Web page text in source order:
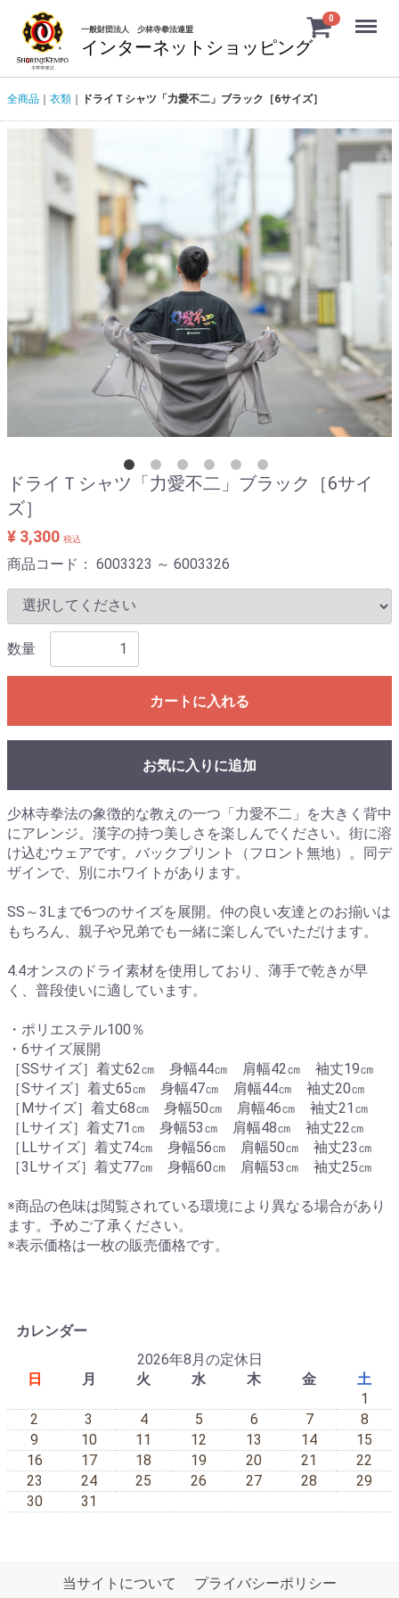
一般財団法人 少林寺拳法連盟
インターネットショッピング
0 Menu
全商品 衣類 ドライＴシャツ「力愛不二」ブラック［6サイズ］
ドライＴシャツ「力愛不二」ブラック［6サイ
ズ］
¥ 3,300 税込
商品コード： 6003323 ～ 6003326
数量
カートに入れる
お気に入りに追加
少林寺拳法の象徴的な教えの一つ「力愛不二」を大きく背中
にアレンジ。漢字の持つ美しさを楽しんでください。街に溶
け込むウェアです。バックプリント（フロント無地）。同デ
ザインで、別にホワイトがあります。
SS～3Lまで6つのサイズを展開。仲の良い友達とのお揃いは
もちろん、親子や兄弟でも一緒に楽しんでいただけます。
4.4オンスのドライ素材を使用しており、薄手で乾きが早
く、普段使いに適しています。
・ポリエステル100％
・6サイズ展開
［SSサイズ］着丈62㎝ 身幅44㎝ 肩幅42㎝ 袖丈19㎝
［Sサイズ］着丈65㎝ 身幅47㎝ 肩幅44㎝ 袖丈20㎝
［Mサイズ］着丈68㎝ 身幅50㎝ 肩幅46㎝ 袖丈21㎝
［Lサイズ］着丈71㎝ 身幅53㎝ 肩幅48㎝ 袖丈22㎝
［LLサイズ］着丈74㎝ 身幅56㎝ 肩幅50㎝ 袖丈23㎝
［3Lサイズ］着丈77㎝ 身幅60㎝ 肩幅53㎝ 袖丈25㎝
※商品の色味は閲覧されている環境により異なる場合があり
ます。予めご了承ください。
※表示価格は一枚の販売価格です。
カレンダー
2026年8月の定休日
日
月 火 水 木 金
土
1
2
3 4 5 6 7
8
9
10 11 12 13 14
15
16
17 18 19 20 21
22
23
24 25 26 27 28
29
30
31
当サイトについて プライバシーポリシー